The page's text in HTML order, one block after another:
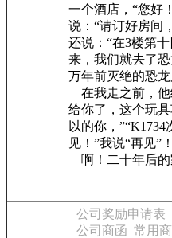
一个酒店，“您好
说：“请订好房间
还说：“在3楼第
来，我们就去了
万年前灭绝的恐
在我走之前，他
给你了，这个玩
以的你，
见！”我说“再见”！
啊！二十年后的
公司奖励申请表
公司商函_常用